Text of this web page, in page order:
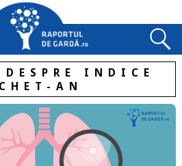
INDICE
AN